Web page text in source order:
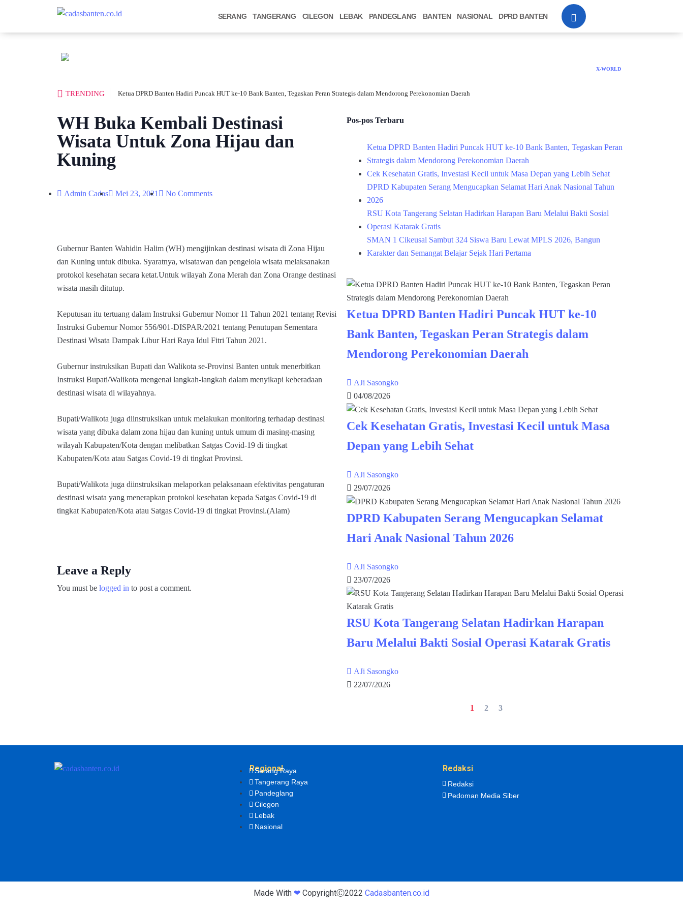
SERANG TANGERANG CILEGON LEBAK PANDEGLANG BANTEN NASIONAL DPRD BANTEN
X-WORLD
TRENDING Ketua DPRD Banten Hadiri Puncak HUT ke-10 Bank Banten, Tegaskan Peran Strategis dalam Mendorong Perekonomian Daerah
WH Buka Kembali Destinasi
Wisata Untuk Zona Hijau dan
Kuning
Admin Cadas Mei 23, 2021 No Comments
Gubernur Banten Wahidin Halim (WH) mengijinkan destinasi wisata di Zona Hijau
dan Kuning untuk dibuka. Syaratnya, wisatawan dan pengelola wisata melaksanakan
protokol kesehatan secara ketat.Untuk wilayah Zona Merah dan Zona Orange destinasi
wisata masih ditutup.
Keputusan itu tertuang dalam Instruksi Gubernur Nomor 11 Tahun 2021 tentang Revisi
Instruksi Gubernur Nomor 556/901-DISPAR/2021 tentang Penutupan Sementara
Destinasi Wisata Dampak Libur Hari Raya Idul Fitri Tahun 2021.
Gubernur instruksikan Bupati dan Walikota se-Provinsi Banten untuk menerbitkan
Instruksi Bupati/Walikota mengenai langkah-langkah dalam menyikapi keberadaan
destinasi wisata di wilayahnya.
Bupati/Walikota juga diinstruksikan untuk melakukan monitoring terhadap destinasi
wisata yang dibuka dalam zona hijau dan kuning untuk umum di masing-masing
wilayah Kabupaten/Kota dengan melibatkan Satgas Covid-19 di tingkat
Kabupaten/Kota atau Satgas Covid-19 di tingkat Provinsi.
Bupati/Walikota juga diinstruksikan melaporkan pelaksanaan efektivitas pengaturan
destinasi wisata yang menerapkan protokol kesehatan kepada Satgas Covid-19 di
tingkat Kabupaten/Kota atau Satgas Covid-19 di tingkat Provinsi.(Alam)
Leave a Reply
You must be logged in to post a comment.
Pos-pos Terbaru
Ketua DPRD Banten Hadiri Puncak HUT ke-10 Bank Banten, Tegaskan Peran
Strategis dalam Mendorong Perekonomian Daerah
Cek Kesehatan Gratis, Investasi Kecil untuk Masa Depan yang Lebih Sehat
DPRD Kabupaten Serang Mengucapkan Selamat Hari Anak Nasional Tahun
2026
RSU Kota Tangerang Selatan Hadirkan Harapan Baru Melalui Bakti Sosial
Operasi Katarak Gratis
SMAN 1 Cikeusal Sambut 324 Siswa Baru Lewat MPLS 2026, Bangun
Karakter dan Semangat Belajar Sejak Hari Pertama
Ketua DPRD Banten Hadiri Puncak HUT ke-10
Bank Banten, Tegaskan Peran Strategis dalam
Mendorong Perekonomian Daerah
AJi Sasongko
04/08/2026
Cek Kesehatan Gratis, Investasi Kecil untuk Masa
Depan yang Lebih Sehat
AJi Sasongko
29/07/2026
DPRD Kabupaten Serang Mengucapkan Selamat
Hari Anak Nasional Tahun 2026
AJi Sasongko
23/07/2026
RSU Kota Tangerang Selatan Hadirkan Harapan
Baru Melalui Bakti Sosial Operasi Katarak Gratis
AJi Sasongko
22/07/2026
1 2 3
Regional
Serang Raya
Tangerang Raya
Pandeglang
Cilegon
Lebak
Nasional
Redaksi
Redaksi
Pedoman Media Siber
Made With ❤ CopyrightⒸ2022 Cadasbanten.co.id